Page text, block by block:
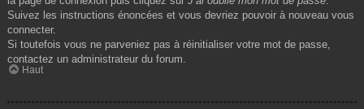
Suivez les instructions énoncées et vous devriez pouvoir à nouveau vous
connecter.
Si toutefois vous ne parveniez pas à réinitialiser votre mot de passe,
contactez un administrateur du forum.
Haut